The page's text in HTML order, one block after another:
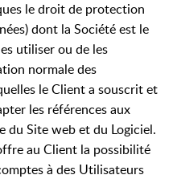
le droit de protection
dont la Société est le
utiliser ou de les
normale des
le Client a souscrit et
les références aux
Site web et du Logiciel.
au Client la possibilité
à des Utilisateurs